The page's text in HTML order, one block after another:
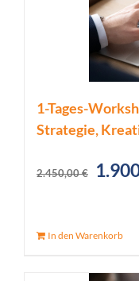
1-Tages-
Strategie,
2.450,00€
In den Warenkorb